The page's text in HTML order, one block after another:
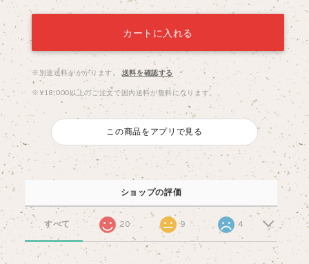
カートに入れる
※別途送料がかかります。 送料を確認する
※¥18,000以上のご注文で国内送料が無料になります。
この商品をアプリで見る
ショップの評価
すべて 20 9 4